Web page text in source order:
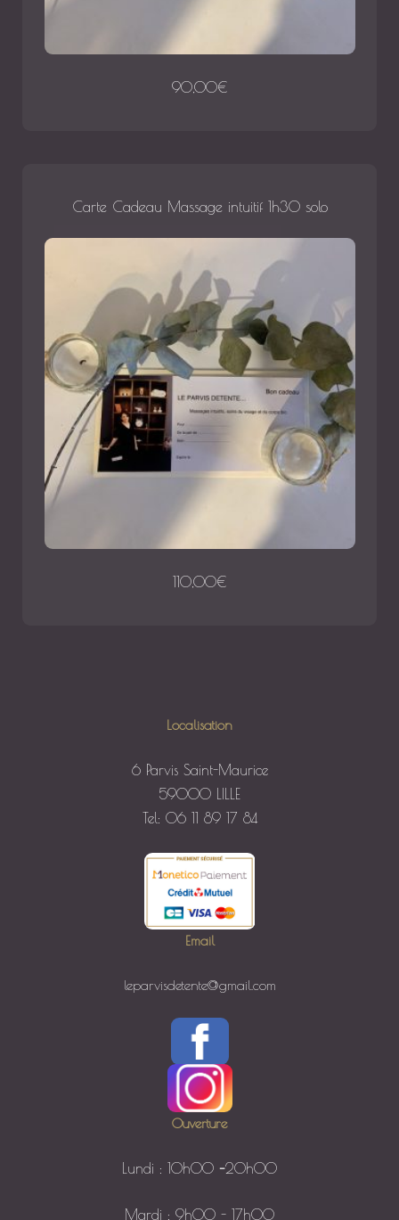
90,00€
Carte Cadeau Massage intuitif 1h30 solo
110,00€
Localisation
6 Parvis Saint-Maurice
59000 LILLE
Tel: 06 11 89 17 84
Email
leparvisdetente@gmail.com
Ouverture
Lundi : 10h00 –20h00
Mardi : 9h00 - 17h00